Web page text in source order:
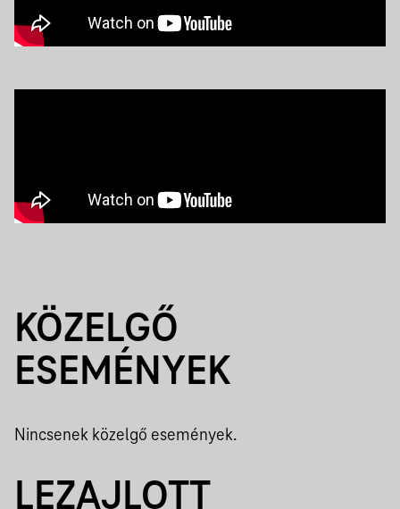
KÖZELGŐ
ESEMÉNYEK
Nincsenek közelgő események.
LEZAJLOTT